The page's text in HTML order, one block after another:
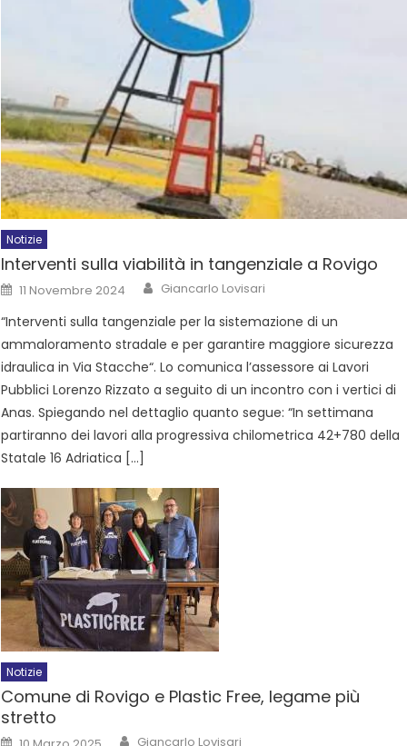
Notizie
Interventi sulla viabilità in tangenziale a Rovigo
11 Novembre 2024 Giancarlo Lovisari
“Interventi sulla tangenziale per la sistemazione di un
ammaloramento stradale e per garantire maggiore sicurezza
idraulica in Via Stacche“. Lo comunica l’assessore ai Lavori
Pubblici Lorenzo Rizzato a seguito di un incontro con i vertici di
Anas. Spiegando nel dettaglio quanto segue: “In settimana
partiranno dei lavori alla progressiva chilometrica 42+780 della
Statale 16 Adriatica […]
Notizie
Comune di Rovigo e Plastic Free, legame più
stretto
Giancarlo Lovisari